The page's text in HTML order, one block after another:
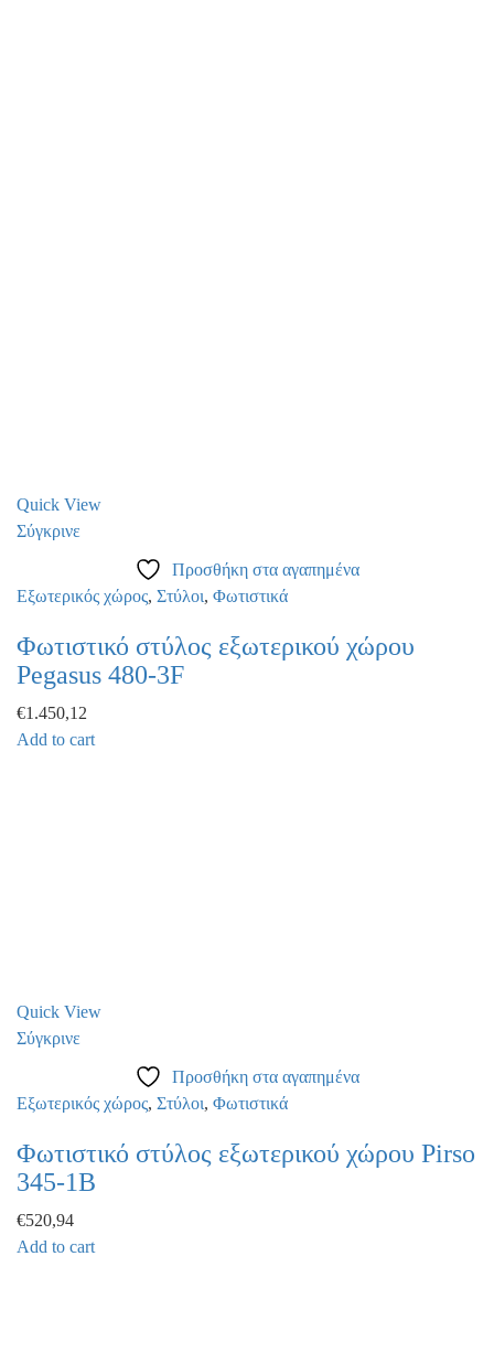
Quick View
Σύγκρινε
Προσθήκη στα αγαπημένα
Εξωτερικός χώρος, Στύλοι, Φωτιστικά
Φωτιστικό στύλος εξωτερικού χώρου
Pegasus 480-3F
€1.450,12
Add to cart
Quick View
Σύγκρινε
Προσθήκη στα αγαπημένα
Εξωτερικός χώρος, Στύλοι, Φωτιστικά
Φωτιστικό στύλος εξωτερικού χώρου Pirso
345-1B
€520,94
Add to cart